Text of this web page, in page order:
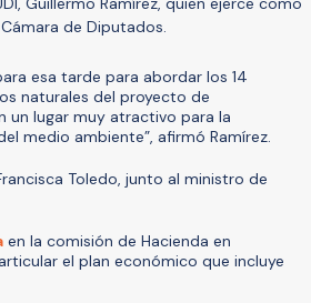
de Diputados.
esa tarde para abordar los 14
naturales del proyecto de
un lugar muy atractivo para la
medio ambiente”, afirmó Ramírez.
Toledo, junto al ministro de
en la comisión de Hacienda en
el plan económico que incluye